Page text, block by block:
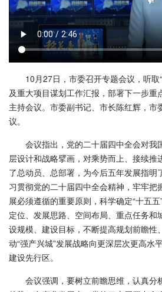
10月27日，市委召开专题会议，听取
及重大项目谋划工作汇报，部署下一步重
主持会议。市委副书记、市长陈红辉，市
议。
会议指出，党的二十届四中全会对我
层设计和战略擘画，对乘势而上、接续推
了总动员、总部署，为今后五年发展指明
习贯彻党的二十届四中全会精神，牢牢把
展必须遵循的重要原则，科学确定“十五
定位、发展思路、空间布局、重点任务和
设规模、建设目标，不断提高规划前瞻性
动“强产兴城”发展战略向更深层次更高水
建设先行区。
会议强调，要树立前瞻思维，认真分